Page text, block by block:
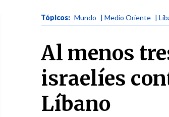
Tópicos: Mundo | Medio Oriente |
Al menos
israelíes
Líbano